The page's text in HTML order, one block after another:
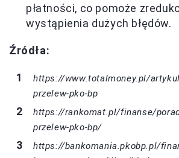
płatności, co pomoże
wystąpienia dużych błędów.
Źródła:
https://www.totalmoney.pl/
przelew-pko-bp
https://rankomat.pl/finanse/
przelew-pko-bp/
https://bankomania.pkobp.pl/